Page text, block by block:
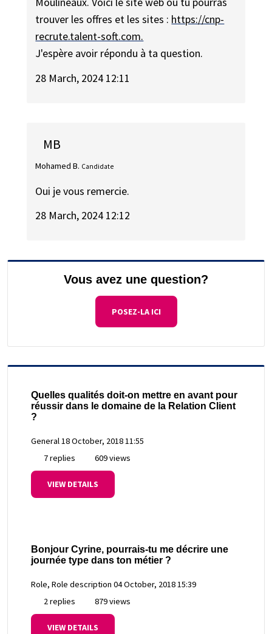
trouver les offres et les sites : https://cnp-
recrute.talent-soft.com.
J'espère avoir répondu à ta question.
28 March, 2024 12:11
MB
Mohamed B. Candidate
Oui je vous remercie.
28 March, 2024 12:12
Vous avez une question?
POSEZ-LA ICI
Quelles qualités doit-on mettre en avant pour
réussir dans le domaine de la Relation Client
?
General18 October, 2018 11:55
7 replies
609 views
VIEW DETAILS
Bonjour Cyrine, pourrais-tu me décrire une
journée type dans ton métier ?
Role, Role description 04 October, 2018 15:39
2 replies
879 views
VIEW DETAILS